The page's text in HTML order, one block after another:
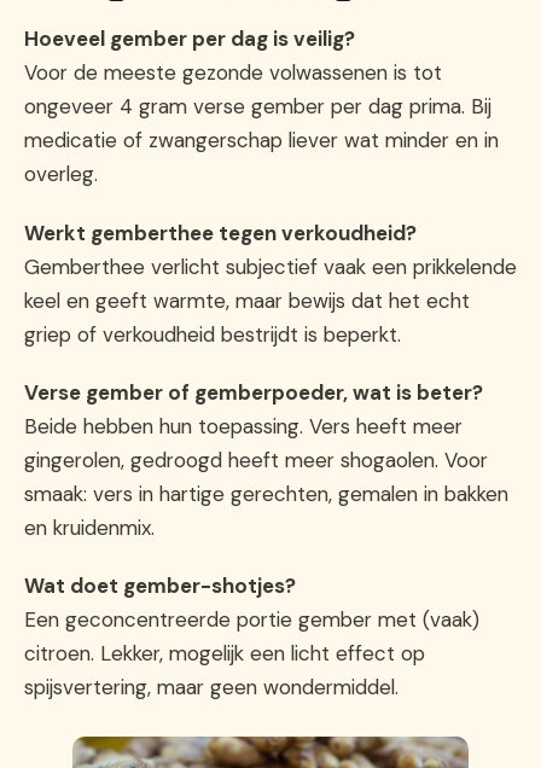
Hoeveel gember per dag is veilig?
Voor de meeste gezonde volwassenen is tot
ongeveer 4 gram verse gember per dag prima. Bij
medicatie of zwangerschap liever wat minder en in
overleg.
Werkt gemberthee tegen verkoudheid?
Gemberthee verlicht subjectief vaak een prikkelende
keel en geeft warmte, maar bewijs dat het echt
griep of verkoudheid bestrijdt is beperkt.
Verse gember of gemberpoeder, wat is beter?
Beide hebben hun toepassing. Vers heeft meer
gingerolen, gedroogd heeft meer shogaolen. Voor
smaak: vers in hartige gerechten, gemalen in bakken
en kruidenmix.
Wat doet gember-shotjes?
Een geconcentreerde portie gember met (vaak)
citroen. Lekker, mogelijk een licht effect op
spijsvertering, maar geen wondermiddel.